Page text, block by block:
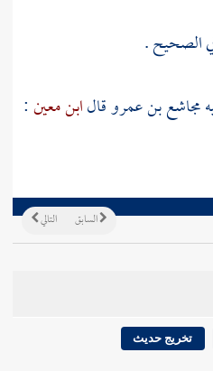
الصحيح .
مجاشع بن عمروقالابن معين:
التالي السابق
تخريج حديث